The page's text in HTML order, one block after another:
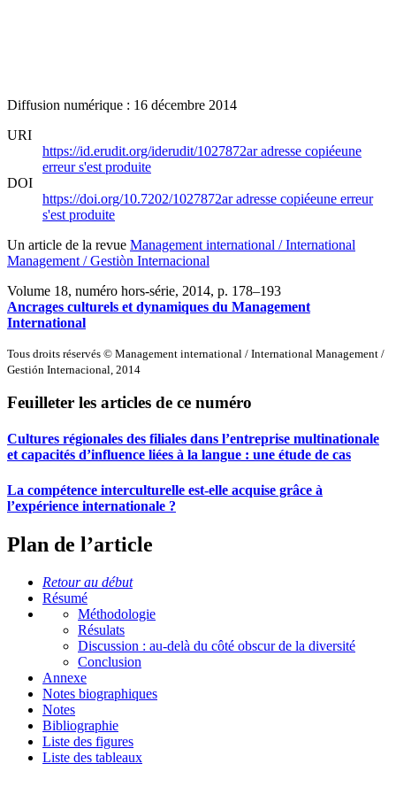
Diffusion numérique : 16 décembre 2014
URI
https://id.erudit.org/iderudit/1027872aradresse copiéeune
erreur s'est produite
DOI
https://doi.org/10.7202/1027872aradresse copiéeune erreur
s'est produite
Un article de la revue Management international / International
Management / Gestiòn Internacional
Volume 18, numéro hors-série, 2014, p. 178–193
Ancrages culturels et dynamiques du Management
International
Tous droits réservés © Management international / International Management /
Gestión Internacional, 2014
Feuilleter les articles de ce numéro
Cultures régionales des filiales dans l’entreprise multinationale
et capacités d’influence liées à la langue : une étude de cas
La compétence interculturelle est-elle acquise grâce à
l’expérience internationale ?
Plan de l’article
Retour au début
Résumé
Méthodologie
Résulats
Discussion : au-delà du côté obscur de la diversité
Conclusion
Annexe
Notes biographiques
Notes
Bibliographie
Liste des figures
Liste des tableaux